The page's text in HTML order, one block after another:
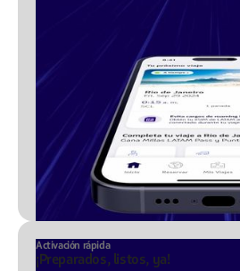
Activación rápida
¡Preparados, listos, ya!